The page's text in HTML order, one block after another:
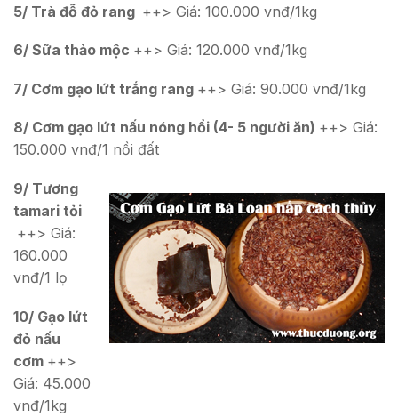
5/ Trà đỗ đỏ rang ++> Giá: 100.000 vnđ/1kg
6/ Sữa thảo mộc ++> Giá: 120.000 vnđ/1kg
7/ Cơm gạo lứt trắng rang ++> Giá: 90.000 vnđ/1kg
8/ Cơm gạo lứt nấu nóng hổi (4- 5 người ăn) ++> Giá:
150.000 vnđ/1 nồi đất
9/ Tương
tamari tỏi
++> Giá:
160.000
vnđ/1 lọ
10/ Gạo lứt
đỏ nấu
cơm ++>
Giá: 45.000
vnđ/1kg